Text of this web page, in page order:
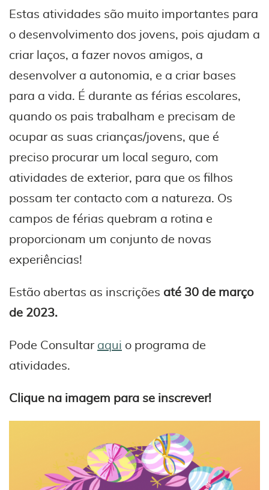
Estas atividades são muito importantes para
o desenvolvimento dos jovens, pois ajudam a
criar laços, a fazer novos amigos, a
desenvolver a autonomia, e a criar bases
para a vida. É durante as férias escolares,
quando os pais trabalham e precisam de
ocupar as suas crianças/jovens, que é
preciso procurar um local seguro, com
atividades de exterior, para que os filhos
possam ter contacto com a natureza. Os
campos de férias quebram a rotina e
proporcionam um conjunto de novas
experiências!
Estão abertas as inscrições até 30 de março
de 2023.
Pode Consultar aqui o programa de
atividades.
Clique na imagem para se inscrever!